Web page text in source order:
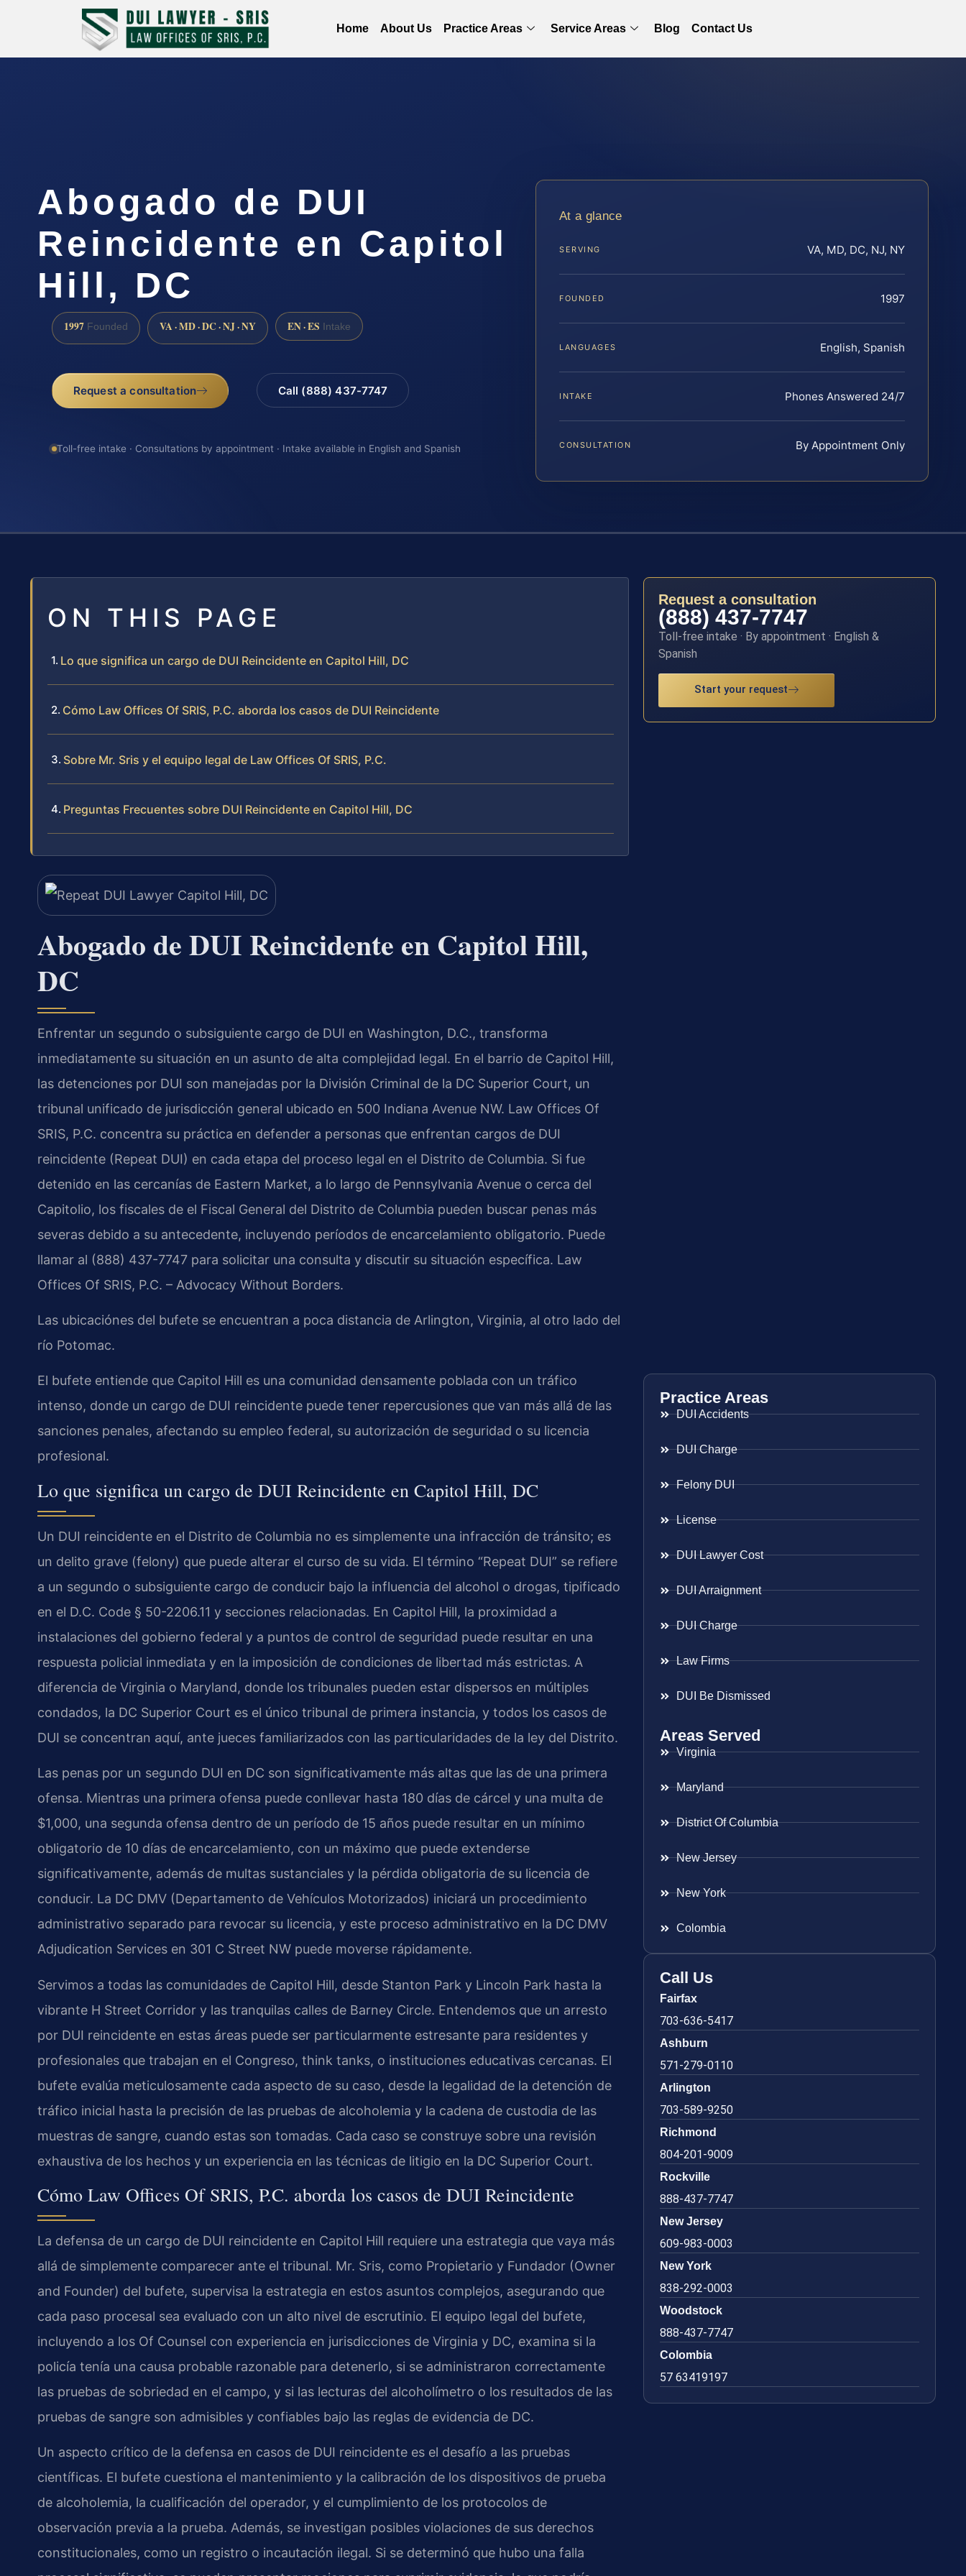
Home About Us Practice Areas Service Areas Blog Contact Us
Abogado de DUI
Reincidente en Capitol
Hill, DC
1997 Founded VA · MD · DC · NJ · NY EN · ES Intake
Request a consultation Call (888) 437-7747
Toll-free intake · Consultations by appointment · Intake available in English and Spanish
At a glance
SERVING VA, MD, DC, NJ, NY
FOUNDED 1997
LANGUAGES English, Spanish
INTAKE Phones Answered 24/7
CONSULTATION By Appointment Only
ON THIS PAGE
Lo que significa un cargo de DUI Reincidente en Capitol Hill, DC
Cómo Law Offices Of SRIS, P.C. aborda los casos de DUI Reincidente
Sobre Mr. Sris y el equipo legal de Law Offices Of SRIS, P.C.
Preguntas Frecuentes sobre DUI Reincidente en Capitol Hill, DC
Abogado de DUI Reincidente en Capitol Hill,
DC
Enfrentar un segundo o subsiguiente cargo de DUI en Washington, D.C., transforma
inmediatamente su situación en un asunto de alta complejidad legal. En el barrio de Capitol Hill,
las detenciones por DUI son manejadas por la División Criminal de la DC Superior Court, un
tribunal unificado de jurisdicción general ubicado en 500 Indiana Avenue NW. Law Offices Of
SRIS, P.C. concentra su práctica en defender a personas que enfrentan cargos de DUI
reincidente (Repeat DUI) en cada etapa del proceso legal en el Distrito de Columbia. Si fue
detenido en las cercanías de Eastern Market, a lo largo de Pennsylvania Avenue o cerca del
Capitolio, los fiscales de el Fiscal General del Distrito de Columbia pueden buscar penas más
severas debido a su antecedente, incluyendo períodos de encarcelamiento obligatorio. Puede
llamar al (888) 437-7747 para solicitar una consulta y discutir su situación específica. Law
Offices Of SRIS, P.C. – Advocacy Without Borders.
Las ubicaciónes del bufete se encuentran a poca distancia de Arlington, Virginia, al otro lado del
río Potomac.
El bufete entiende que Capitol Hill es una comunidad densamente poblada con un tráfico
intenso, donde un cargo de DUI reincidente puede tener repercusiones que van más allá de las
sanciones penales, afectando su empleo federal, su autorización de seguridad o su licencia
profesional.
Lo que significa un cargo de DUI Reincidente en Capitol Hill, DC
Un DUI reincidente en el Distrito de Columbia no es simplemente una infracción de tránsito; es
un delito grave (felony) que puede alterar el curso de su vida. El término “Repeat DUI” se refiere
a un segundo o subsiguiente cargo de conducir bajo la influencia del alcohol o drogas, tipificado
en el D.C. Code § 50-2206.11 y secciones relacionadas. En Capitol Hill, la proximidad a
instalaciones del gobierno federal y a puntos de control de seguridad puede resultar en una
respuesta policial inmediata y en la imposición de condiciones de libertad más estrictas. A
diferencia de Virginia o Maryland, donde los tribunales pueden estar dispersos en múltiples
condados, la DC Superior Court es el único tribunal de primera instancia, y todos los casos de
DUI se concentran aquí, ante jueces familiarizados con las particularidades de la ley del Distrito.
Las penas por un segundo DUI en DC son significativamente más altas que las de una primera
ofensa. Mientras una primera ofensa puede conllevar hasta 180 días de cárcel y una multa de
$1,000, una segunda ofensa dentro de un período de 15 años puede resultar en un mínimo
obligatorio de 10 días de encarcelamiento, con un máximo que puede extenderse
significativamente, además de multas sustanciales y la pérdida obligatoria de su licencia de
conducir. La DC DMV (Departamento de Vehículos Motorizados) iniciará un procedimiento
administrativo separado para revocar su licencia, y este proceso administrativo en la DC DMV
Adjudication Services en 301 C Street NW puede moverse rápidamente.
Servimos a todas las comunidades de Capitol Hill, desde Stanton Park y Lincoln Park hasta la
vibrante H Street Corridor y las tranquilas calles de Barney Circle. Entendemos que un arresto
por DUI reincidente en estas áreas puede ser particularmente estresante para residentes y
profesionales que trabajan en el Congreso, think tanks, o instituciones educativas cercanas. El
bufete evalúa meticulosamente cada aspecto de su caso, desde la legalidad de la detención de
tráfico inicial hasta la precisión de las pruebas de alcoholemia y la cadena de custodia de las
muestras de sangre, cuando estas son tomadas. Cada caso se construye sobre una revisión
exhaustiva de los hechos y un experiencia en las técnicas de litigio en la DC Superior Court.
Cómo Law Offices Of SRIS, P.C. aborda los casos de DUI Reincidente
La defensa de un cargo de DUI reincidente en Capitol Hill requiere una estrategia que vaya más
allá de simplemente comparecer ante el tribunal. Mr. Sris, como Propietario y Fundador (Owner
and Founder) del bufete, supervisa la estrategia en estos asuntos complejos, asegurando que
cada paso procesal sea evaluado con un alto nivel de escrutinio. El equipo legal del bufete,
incluyendo a los Of Counsel con experiencia en jurisdicciones de Virginia y DC, examina si la
policía tenía una causa probable razonable para detenerlo, si se administraron correctamente
las pruebas de sobriedad en el campo, y si las lecturas del alcoholímetro o los resultados de las
pruebas de sangre son admisibles y confiables bajo las reglas de evidencia de DC.
Un aspecto crítico de la defensa en casos de DUI reincidente es el desafío a las pruebas
científicas. El bufete cuestiona el mantenimiento y la calibración de los dispositivos de prueba
de alcoholemia, la cualificación del operador, y el cumplimiento de los protocolos de
observación previa a la prueba. Además, se investigan posibles violaciones de sus derechos
constitucionales, como un registro o incautación ilegal. Si se determinó que hubo una falla
Request a consultation
(888) 437-7747
Toll-free intake · By appointment · English &
Spanish
Start your request
Practice Areas
DUI Accidents
DUI Charge
Felony DUI
License
DUI Lawyer Cost
DUI Arraignment
DUI Charge
Law Firms
DUI Be Dismissed
Areas Served
Virginia
Maryland
District Of Columbia
New Jersey
New York
Colombia
Call Us
Fairfax
703-636-5417
Ashburn
571-279-0110
Arlington
703-589-9250
Richmond
804-201-9009
Rockville
888-437-7747
New Jersey
609-983-0003
New York
838-292-0003
Woodstock
888-437-7747
Colombia
57 63419197